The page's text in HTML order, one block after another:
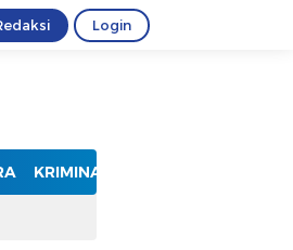
Login
KRIMINAL